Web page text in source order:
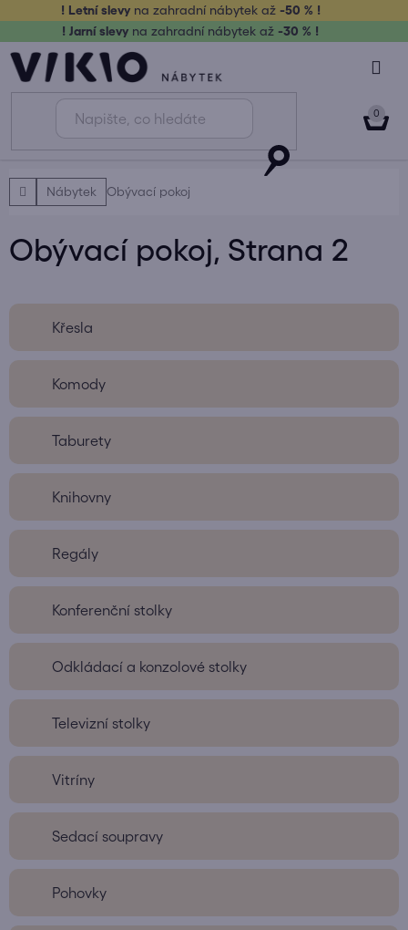
obsah
! Letní slevy na zahradní nábytek až-50 % !
! Jarní slevy na zahradní nábytek až -30 % !
DomůNábytek Obývací pokoj
Obývací pokoj, Strana 2
Křesla
Komody
Taburety
Knihovny
Regály
Konferenční stolky
Odkládací a konzolové stolky
Televizní stolky
Vitríny
Sedací soupravy
Pohovky